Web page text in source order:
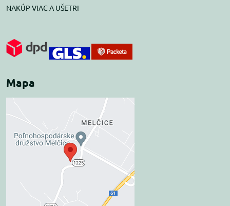
NAKÚP VIAC A UŠETRI
Mapa
Externý obsah je
blokovaný Voľbami
súkromia
Prajete si načítať externý obsah?
Povoliť tentokrát